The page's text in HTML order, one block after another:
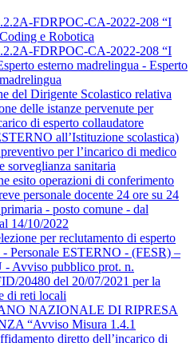
FDRPOC-CA-2022-208 “I
e Robotica
FDRPOC-CA-2022-208 “I
esterno madrelingua - Esperto
del Dirigente Scolastico relativa
delle istanze pervenute per
di esperto collaudatore
all’Istituzione scolastica)
per l’incarico di medico
sorveglianza sanitaria
esito operazioni di conferimento
personale docente 24 ore su 24
- posto comune - dal
14/10/2022
per reclutamento di esperto
- Personale ESTERNO - (FESR) –
Avviso pubblico prot. n.
20480 del 20/07/2021 per la
di reti locali
NAZIONALE DI RIPRESA
“Avviso Misura 1.4.1
diretto dell’incarico di